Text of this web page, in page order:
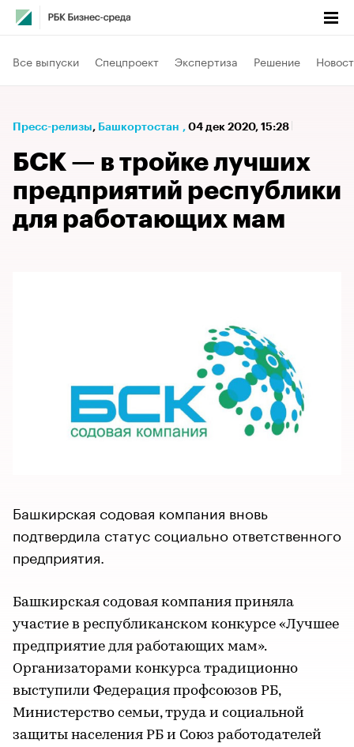
Все выпуски Спецпроект Экспертиза Решение
Пресс-релизы⁠, Башкортостан , 04 дек 2020, 15:28
БСК — в тройке лучших
предприятий республики
для работающих мам
Башкирская содовая компания вновь
подтвердила статус социально ответственного
предприятия.
Башкирская содовая компания приняла
участие в республиканском конкурсе «Лучшее
предприятие для работающих мам».
Организаторами конкурса традиционно
выступили Федерация профсоюзов РБ,
Министерство семьи, труда и социальной
защиты населения РБ и Союз работодателей